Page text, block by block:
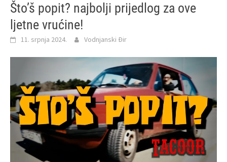
Što’š popit? najbolji prijedlog za ove
ljetne vrućine!
11. srpnja 2024. Vodnjanski Đir